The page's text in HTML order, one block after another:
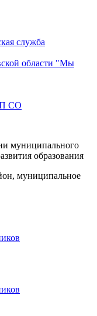
служба
области "Мы
СО
муниципального
образования
муниципальное